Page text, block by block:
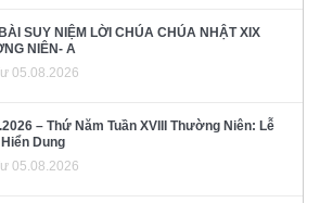
SUY NIỆM LỜI CHÚA CHÚA NHẬT XIX
NIÊN- A
05.08.2026
– Thứ Năm Tuần XVIII Thường Niên: Lễ
Dung
05.08.2026